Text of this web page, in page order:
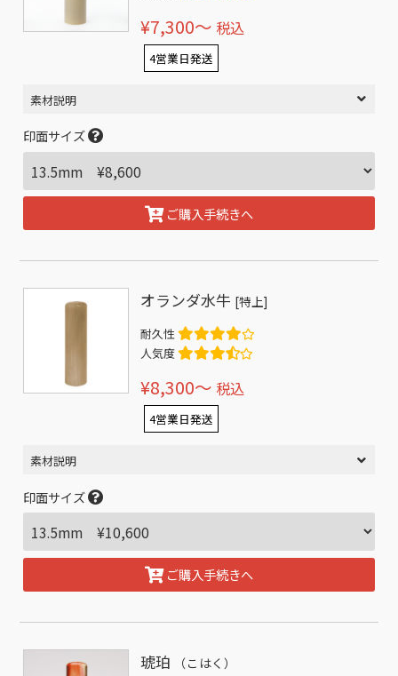
¥7,300〜 税込
4営業日発送
素材説明
印面サイズ
ご購入手続きへ
オランダ水牛 [特上]
耐久性
人気度
¥8,300〜 税込
4営業日発送
素材説明
印面サイズ
ご購入手続きへ
琥珀 （こはく）